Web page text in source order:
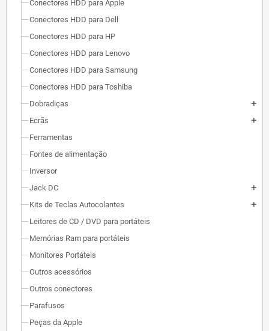
Conectores HDD para Apple
Conectores HDD para Dell
Conectores HDD para HP
Conectores HDD para Lenovo
Conectores HDD para Samsung
Conectores HDD para Toshiba
Dobradiças
add
Ecrãs add
Ferramentas
Fontes de alimentação
Inversor
Jack DC
add
Kits de Teclas Autocolantes add
Leitores de CD / DVD para portáteis
Memórias Ram para portáteis
Monitores Portáteis
Outros acessórios
Outros conectores
Parafusos
Peças da Apple